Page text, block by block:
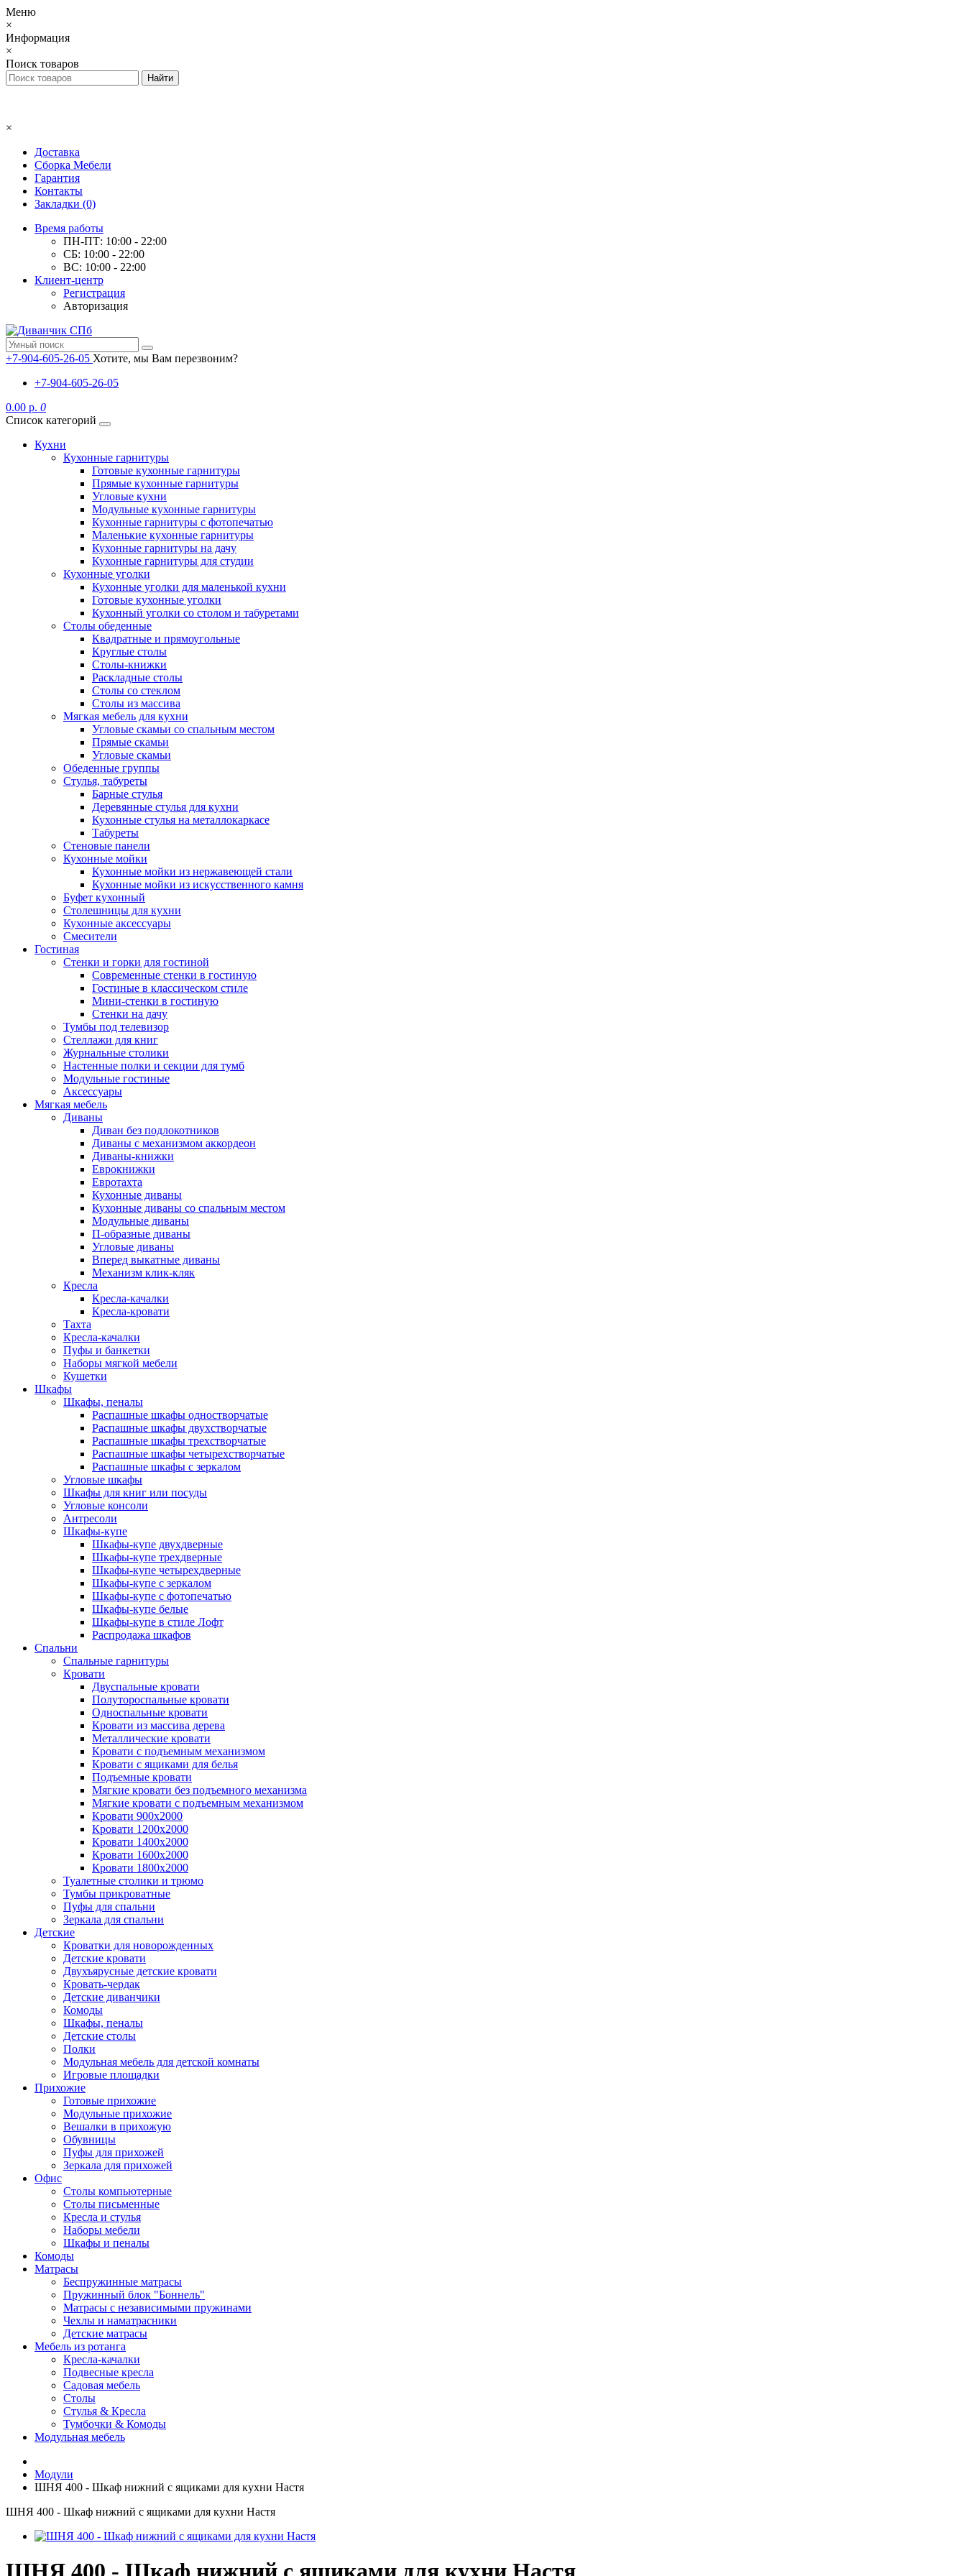
Меню
×
Информация
×
Поиск товаров
×
Доставка
Сборка Мебели
Гарантия
Контакты
Закладки (0)
Время работы
ПН-ПТ: 10:00 - 22:00
СБ: 10:00 - 22:00
ВС: 10:00 - 22:00
Клиент-центр
Регистрация
Авторизация
+7-904-605-26-05 Хотите, мы Вам перезвоним?
+7-904-605-26-05
0.00 р. 0
Список категорий
Кухни
Кухонные гарнитуры
Готовые кухонные гарнитуры
Прямые кухонные гарнитуры
Угловые кухни
Модульные кухонные гарнитуры
Кухонные гарнитуры с фотопечатью
Маленькие кухонные гарнитуры
Кухонные гарнитуры на дачу
Кухонные гарнитуры для студии
Кухонные уголки
Кухонные уголки для маленькой кухни
Готовые кухонные уголки
Кухонный уголки со столом и табуретами
Столы обеденные
Квадратные и прямоугольные
Круглые столы
Столы-книжки
Раскладные столы
Столы со стеклом
Столы из массива
Мягкая мебель для кухни
Угловые скамьи со спальным местом
Прямые скамьи
Угловые скамьи
Обеденные группы
Стулья, табуреты
Барные стулья
Деревянные стулья для кухни
Кухонные стулья на металлокаркасе
Табуреты
Стеновые панели
Кухонные мойки
Кухонные мойки из нержавеющей стали
Кухонные мойки из искусственного камня
Буфет кухонный
Столешницы для кухни
Кухонные аксессуары
Смесители
Гостиная
Стенки и горки для гостиной
Современные стенки в гостиную
Гостиные в классическом стиле
Мини-стенки в гостиную
Стенки на дачу
Тумбы под телевизор
Стеллажи для книг
Журнальные столики
Настенные полки и секции для тумб
Модульные гостиные
Аксессуары
Мягкая мебель
Диваны
Диван без подлокотников
Диваны с механизмом аккордеон
Диваны-книжки
Еврокнижки
Евротахта
Кухонные диваны
Кухонные диваны со спальным местом
Модульные диваны
П-образные диваны
Угловые диваны
Вперед выкатные диваны
Механизм клик-кляк
Кресла
Кресла-качалки
Кресла-кровати
Тахта
Кресла-качалки
Пуфы и банкетки
Наборы мягкой мебели
Кушетки
Шкафы
Шкафы, пеналы
Распашные шкафы одностворчатые
Распашные шкафы двухстворчатые
Распашные шкафы трехстворчатые
Распашные шкафы четырехстворчатые
Распашные шкафы с зеркалом
Угловые шкафы
Шкафы для книг или посуды
Угловые консоли
Антресоли
Шкафы-купе
Шкафы-купе двухдверные
Шкафы-купе трехдверные
Шкафы-купе четырехдверные
Шкафы-купе с зеркалом
Шкафы-купе с фотопечатью
Шкафы-купе белые
Шкафы-купе в стиле Лофт
Распродажа шкафов
Спальни
Спальные гарнитуры
Кровати
Двуспальные кровати
Полутороспальные кровати
Односпальные кровати
Кровати из массива дерева
Металлические кровати
Кровати с подъемным механизмом
Кровати с ящиками для белья
Подъемные кровати
Мягкие кровати без подъемного механизма
Мягкие кровати с подъемным механизмом
Кровати 900х2000
Кровати 1200х2000
Кровати 1400х2000
Кровати 1600х2000
Кровати 1800х2000
Туалетные столики и трюмо
Тумбы прикроватные
Пуфы для спальни
Зеркала для спальни
Детские
Кроватки для новорожденных
Детские кровати
Двухъярусные детские кровати
Кровать-чердак
Детские диванчики
Комоды
Шкафы, пеналы
Детские столы
Полки
Модульная мебель для детской комнаты
Игровые площадки
Прихожие
Готовые прихожие
Модульные прихожие
Вешалки в прихожую
Обувницы
Пуфы для прихожей
Зеркала для прихожей
Офис
Столы компьютерные
Столы письменные
Кресла и стулья
Наборы мебели
Шкафы и пеналы
Комоды
Матрасы
Беспружинные матрасы
Пружинный блок "Боннель"
Матрасы с независимыми пружинами
Чехлы и наматрасники
Детские матрасы
Мебель из ротанга
Кресла-качалки
Подвесные кресла
Садовая мебель
Столы
Стулья & Кресла
Тумбочки & Комоды
Модульная мебель
Модули
ШНЯ 400 - Шкаф нижний с ящиками для кухни Настя
ШНЯ 400 - Шкаф нижний с ящиками для кухни Настя